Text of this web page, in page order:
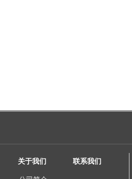
关于我们 联系我们